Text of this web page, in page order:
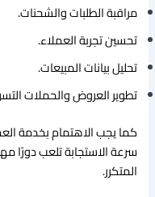
مراقبة الطلبات والشحنات.
تحسين تجربة العملاء.
تحليل بيانات المبيعات.
تطوير العروض والحملات
كما يجب الاهتمام بخدمة
سرعة الاستجابة تلعب دورًا
المتكرر.